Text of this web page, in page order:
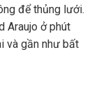
để thủng lưới.
Araujo ở phút
và gần như bất